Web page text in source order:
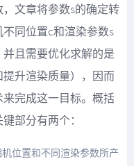
文章将参数s的确定转
同位置c和渲染参数s
且需要优化求解的是
升渲染质量），因而
完成这一目标。概括
部分有两个：
位置和不同渲染参数所产